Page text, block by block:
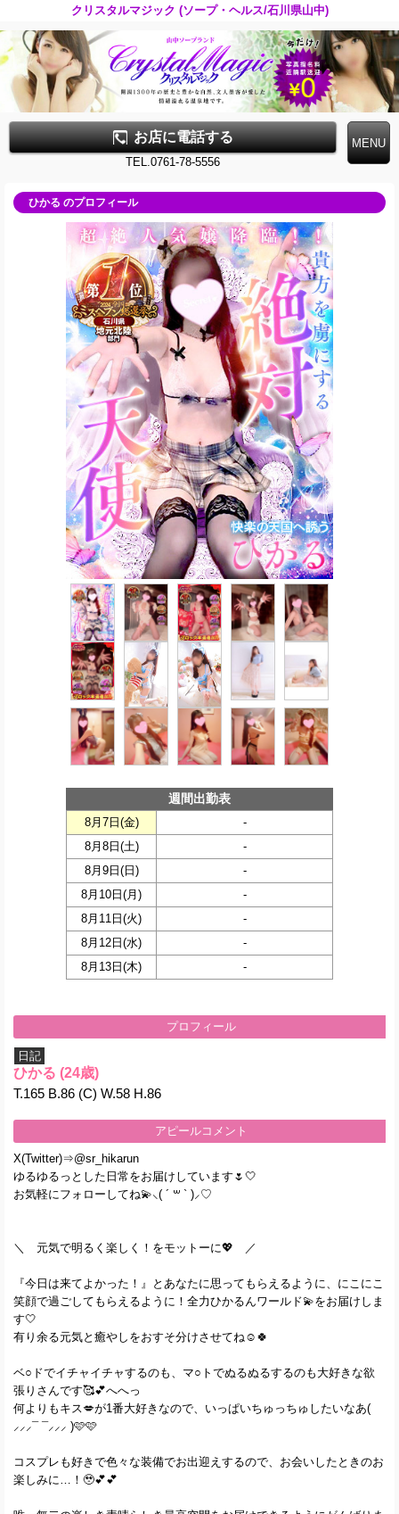
クリスタルマジック (ソープ・ヘルス/石川県山中)
お店に電話する
TEL.0761-78-5556
ひかる のプロフィール
週間出勤表
8月7日(金)
-
8月8日(土)
-
8月9日(日 )
-
8月10日(月 )
-
8月11日(火)
-
8月12日(水)
-
8月13日(木) -
プロフィール
日記
ひかる (24歳)
T.165 B.86 (C) W.58 H.86
アピールコメント
X(Twitter)⇒@sr_hikarun
ゆるゆるっとした日常をお届けしています🌷🤍
お気軽にフォローしてね💫⸜( ´ ꒳ ` )⸝♡︎
＼ 元気で明るく楽しく！をモットーに💖 ／
『今日は来てよかった！』とあなたに思ってもらえるように、にこにこ
笑顔で過ごしてもらえるように！全力ひかるんワールド💫をお届けしま
す🤍
有り余る元気と癒やしをおすそ分けさせてね☺️🍀
ベ○ドでイチャイチャするのも、マ○トでぬるぬるするのも大好きな欲
張りさんです🥰💕へへっ
何よりもキス💋が1番大好きなので、いっぱいちゅっちゅしたいなあ(
⸝⸝⸝¯ ¯⸝⸝⸝ )🩷🩷
コスプレも好きで色々な装備でお出迎えするので、お会いしたときのお
楽しみに…！🥹💕💕